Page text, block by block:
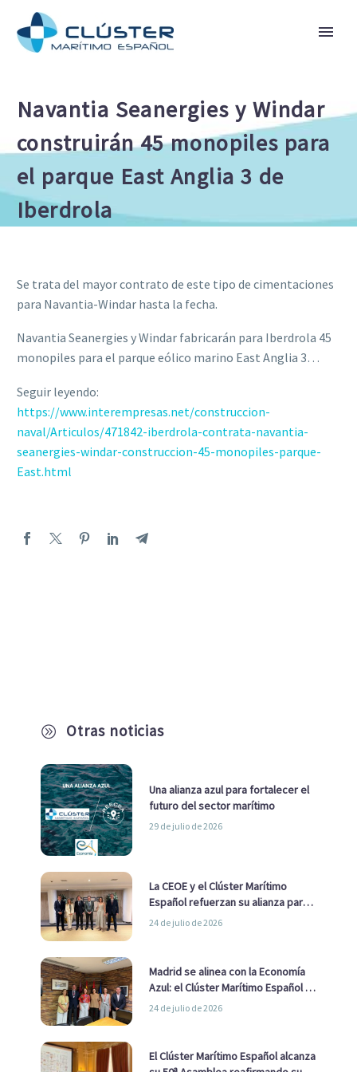
Navantia Seanergies y Windar
construirán 45 monopiles para
el parque East Anglia 3 de
Iberdrola
A Otras noticias
Una alianza azul para fortalecer el
futuro del sector marítimo
29 de julio de 2026
La CEOE y el Clúster Marítimo
Español refuerzan su alianza para
impulsar una estrategia Nacional
24 de julio de 2026
Madrid se alinea con la Economía
Azul: el Clúster Marítimo Español y
la Real Liga Naval avanzan alianzas
24 de julio de 2026
El Clúster Marítimo Español alcanza
Se trata del mayor contrato de este tipo de cimentaciones
para Navantia-Windar hasta la fecha.
Navantia Seanergies y Windar fabricarán para Iberdrola 45
monopiles para el parque eólico marino East Anglia 3…
Seguir leyendo:
https://www.interempresas.net/construccion-
naval/Articulos/471842-iberdrola-contrata-navantia-
seanergies-windar-construccion-45-monopiles-parque-
East.html